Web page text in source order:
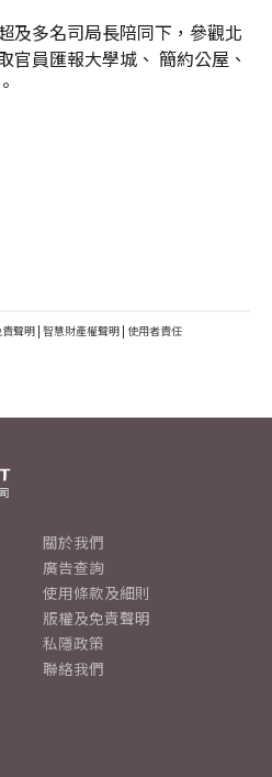
及多名司局長陪同下，參觀北
官員匯報大學城、 簡約公屋、
聲明 | 智慧財產權聲明 | 使用者責任
關於我們
廣告查詢
使用條款及細則
版權及免責聲明
私隱政策
聯絡我們